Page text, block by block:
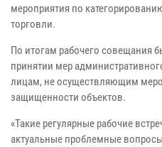
мероприятия по
торговли.
По итогам рабочего совещания
принятии мер
лицам, не осуществляющим
защищенности объектов.
«Такие регулярные рабочие
актуальные проблемные